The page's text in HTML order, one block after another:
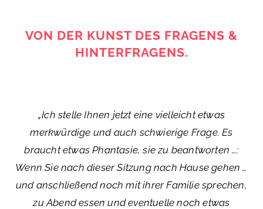
VON DER KUNST DES FRAGENS &
HINTERFRAGENS.
„Ich stelle Ihnen jetzt eine vielleicht etwas
merkwürdige und auch schwierige Frage. Es
braucht etwas Phantasie, sie zu beantworten …:
Wenn Sie nach dieser Sitzung nach Hause gehen …
und anschließend noch mit ihrer Familie sprechen,
zu Abend essen und eventuelle noch etwas